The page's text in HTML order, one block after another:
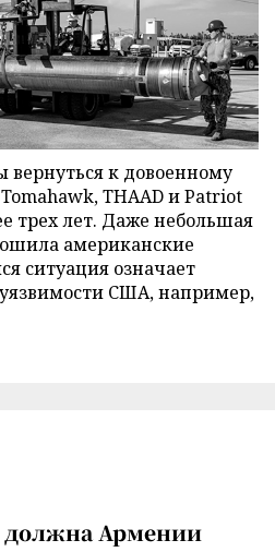
вернуться к довоенному
THAAD и Patriot
трех лет. Даже небольшая
американские
ситуация означает
США, например,
должна Армении